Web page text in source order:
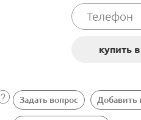
Задать вопрос Добавить